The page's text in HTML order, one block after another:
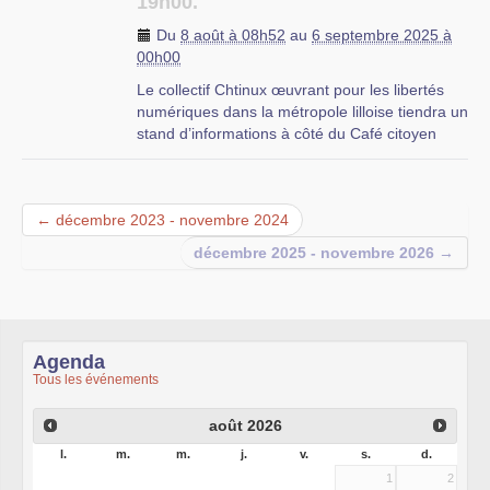
Du 8 août à 08h52 au 6 septembre 2025 à
00h00
Le collectif Chtinux œuvrant pour les libertés
numériques dans la métropole lilloise tiendra un
stand d’informations à côté du Café citoyen
associations présentes à notre stand :
ClissXXI : coopérative d’informatique libre,
social et solidaire
membre de la Fédération FFDN
place de services internet éthiques, membre du
Deuxfleurs : fournisseur de services en ligne
libres, sobres et non-marchands, membre du
← décembre 2023 - novembre 2024
décembre 2025 - novembre 2026 →
Agenda
Tous les événements
août 2026
l. m. m. j. v. s.
d.
1
2